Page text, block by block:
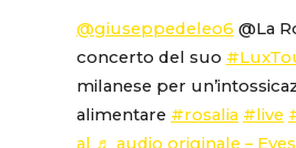
@giuseppedeleo6 @La
concerto del suo
milanese per
alimentare #rosalia #live
al ♬ audio originale –